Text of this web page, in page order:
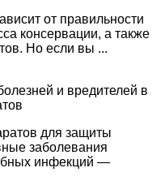
от правильности
консервации, а также
Но если вы ...
и вредителей в
для защиты
заболевания
инфекций —